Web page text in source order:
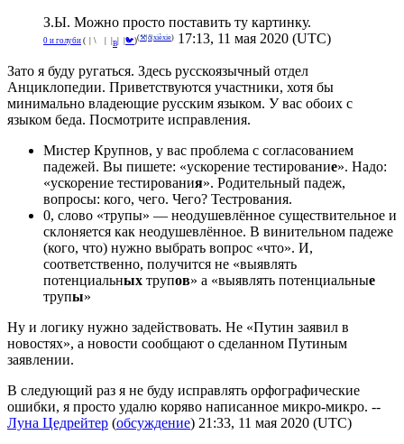
З.Ы. Можно просто поставить ту картинку.
0 и голуби ( \ В 🐦)(⚒ ð xièxie) 17:13, 11 мая 2020 (UTC)
Зато я буду ругаться. Здесь русскоязычный отдел
Анциклопедии. Приветствуются участники, хотя бы
минимально владеющие русским языком. У вас обоих с
языком беда. Посмотрите исправления.
Мистер Крупнов, у вас проблема с согласованием
падежей. Вы пишете: «ускорение тестирование». Надо:
«ускорение тестирования». Родительный падеж,
вопросы: кого, чего. Чего? Тестрования.
0, слово «трупы» — неодушевлённое существительное и
склоняется как неодушевлённое. В винительном падеже
(кого, что) нужно выбрать вопрос «что». И,
соответственно, получится не «выявлять
потенциальных трупов» а «выявлять потенциальные
трупы»
Ну и логику нужно задействовать. Не «Путин заявил в
новостях», а новости сообщают о сделанном Путиным
заявлении.
В следующий раз я не буду исправлять орфографические
ошибки, я просто удалю коряво написанное микро-микро. --
Луна Цедрейтер (обсуждение) 21:33, 11 мая 2020 (UTC)